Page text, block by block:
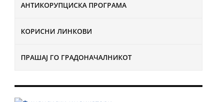
АНТИКОРУПЦИСКА ПРОГРАМА
КОРИСНИ ЛИНКОВИ
ПРАШАЈ ГО ГРАДОНАЧАЛНИКОТ